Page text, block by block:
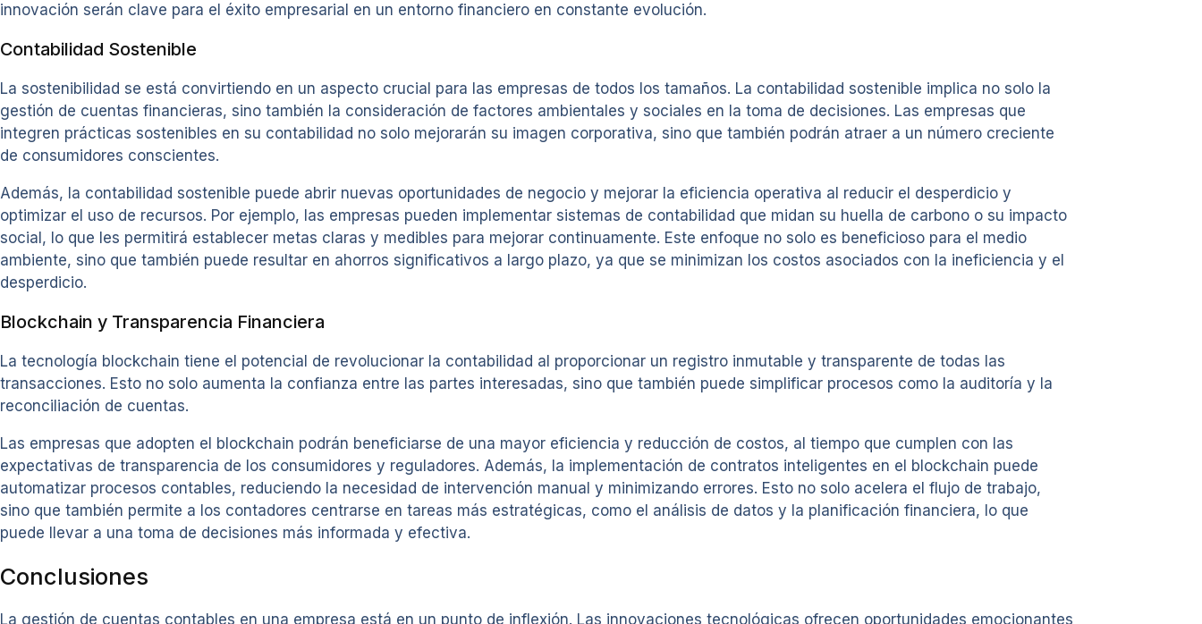
innovación serán clave para el éxito empresarial en un entorno financiero en constante evolución.
Contabilidad Sostenible
La sostenibilidad se está convirtiendo en un aspecto crucial para las empresas de todos los tamaños. La contabilidad sostenible implica no solo la
gestión de cuentas financieras, sino también la consideración de factores ambientales y sociales en la toma de decisiones. Las empresas que
integren prácticas sostenibles en su contabilidad no solo mejorarán su imagen corporativa, sino que también podrán atraer a un número creciente
de consumidores conscientes.
Además, la contabilidad sostenible puede abrir nuevas oportunidades de negocio y mejorar la eficiencia operativa al reducir el desperdicio y
optimizar el uso de recursos. Por ejemplo, las empresas pueden implementar sistemas de contabilidad que midan su huella de carbono o su impacto
social, lo que les permitirá establecer metas claras y medibles para mejorar continuamente. Este enfoque no solo es beneficioso para el medio
ambiente, sino que también puede resultar en ahorros significativos a largo plazo, ya que se minimizan los costos asociados con la ineficiencia y el
desperdicio.
Blockchain y Transparencia Financiera
La tecnología blockchain tiene el potencial de revolucionar la contabilidad al proporcionar un registro inmutable y transparente de todas las
transacciones. Esto no solo aumenta la confianza entre las partes interesadas, sino que también puede simplificar procesos como la auditoría y la
reconciliación de cuentas.
Las empresas que adopten el blockchain podrán beneficiarse de una mayor eficiencia y reducción de costos, al tiempo que cumplen con las
expectativas de transparencia de los consumidores y reguladores. Además, la implementación de contratos inteligentes en el blockchain puede
automatizar procesos contables, reduciendo la necesidad de intervención manual y minimizando errores. Esto no solo acelera el flujo de trabajo,
sino que también permite a los contadores centrarse en tareas más estratégicas, como el análisis de datos y la planificación financiera, lo que
puede llevar a una toma de decisiones más informada y efectiva.
Conclusiones
La gestión de cuentas contables en una empresa está en un punto de inflexión. Las innovaciones tecnológicas ofrecen oportunidades emocionantes